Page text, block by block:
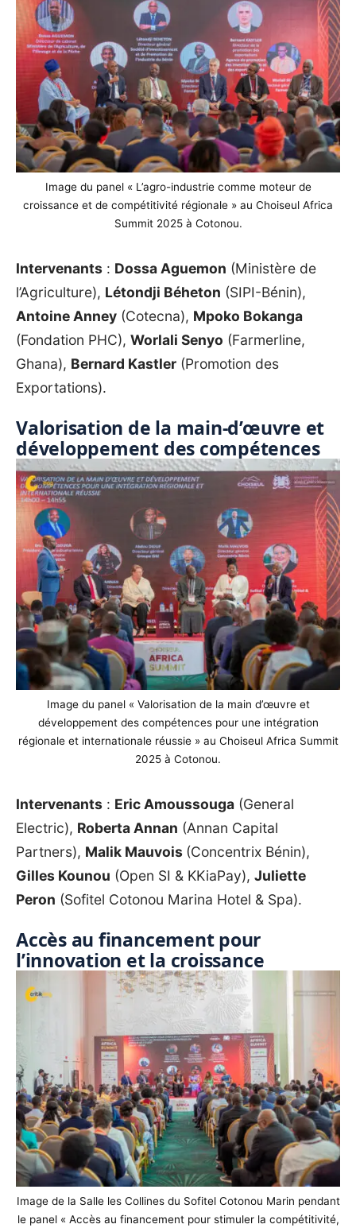
Image du panel « L’agro-industrie comme moteur de
croissance et de compétitivité régionale » au Choiseul Africa
Summit 2025 à Cotonou.
Intervenants : Dossa Aguemon (Ministère de
l’Agriculture), Létondji Béheton (SIPI-Bénin),
Antoine Anney (Cotecna), Mpoko Bokanga
(Fondation PHC), Worlali Senyo (Farmerline,
Ghana), Bernard Kastler (Promotion des
Exportations).
Valorisation de la main-d’œuvre et
développement des compétences
Image du panel « Valorisation de la main d’œuvre et
développement des compétences pour une intégration
régionale et internationale réussie » au Choiseul Africa Summit
2025 à Cotonou.
Intervenants : Eric Amoussouga (General
Electric), Roberta Annan (Annan Capital
Partners), Malik Mauvois (Concentrix Bénin),
Gilles Kounou (Open SI & KKiaPay), Juliette
Peron (Sofitel Cotonou Marina Hotel & Spa).
Accès au financement pour
l’innovation et la croissance
Image de la Salle les Collines du Sofitel Cotonou Marin pendant
le panel « Accès au financement pour stimuler la compétitivité,